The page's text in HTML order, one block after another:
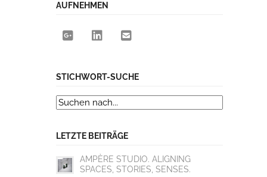
AUFNEHMEN
STICHWORT-SUCHE
LETZTE BEITRÄGE
AMPÈRE STUDIO. ALIGNING
SPACES, STORIES, SENSES.